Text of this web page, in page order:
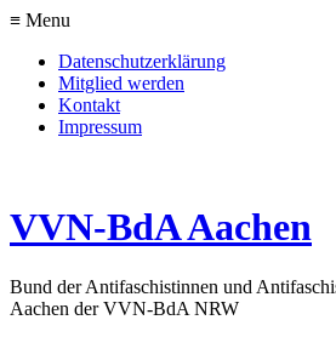
≡ Menu
Datenschutzerklärung
Mitglied werden
Kontakt
Impressum
VVN-BdA Aachen
Bund der Antifaschistinnen und
Aachen der VVN-BdA NRW